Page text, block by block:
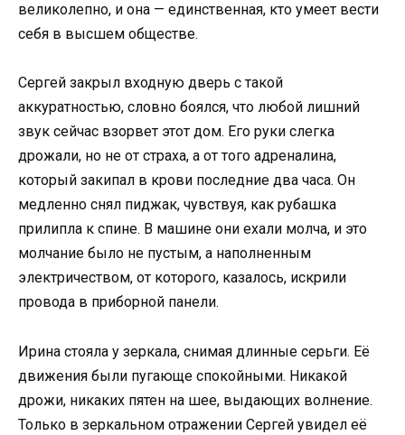
великолепно, и она — единственная, кто умеет вести
себя в высшем обществе.
Сергей закрыл входную дверь с такой
аккуратностью, словно боялся, что любой лишний
звук сейчас взорвет этот дом. Его руки слегка
дрожали, но не от страха, а от того адреналина,
который закипал в крови последние два часа. Он
медленно снял пиджак, чувствуя, как рубашка
прилипла к спине. В машине они ехали молча, и это
молчание было не пустым, а наполненным
электричеством, от которого, казалось, искрили
провода в приборной панели.
Ирина стояла у зеркала, снимая длинные серьги. Её
движения были пугающе спокойными. Никакой
дрожи, никаких пятен на шее, выдающих волнение.
Только в зеркальном отражении Сергей увидел её